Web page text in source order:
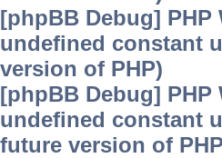
[phpBB Debug] PHP
undefined constant
version of PHP)
[phpBB Debug] PHP
undefined constant
future version of